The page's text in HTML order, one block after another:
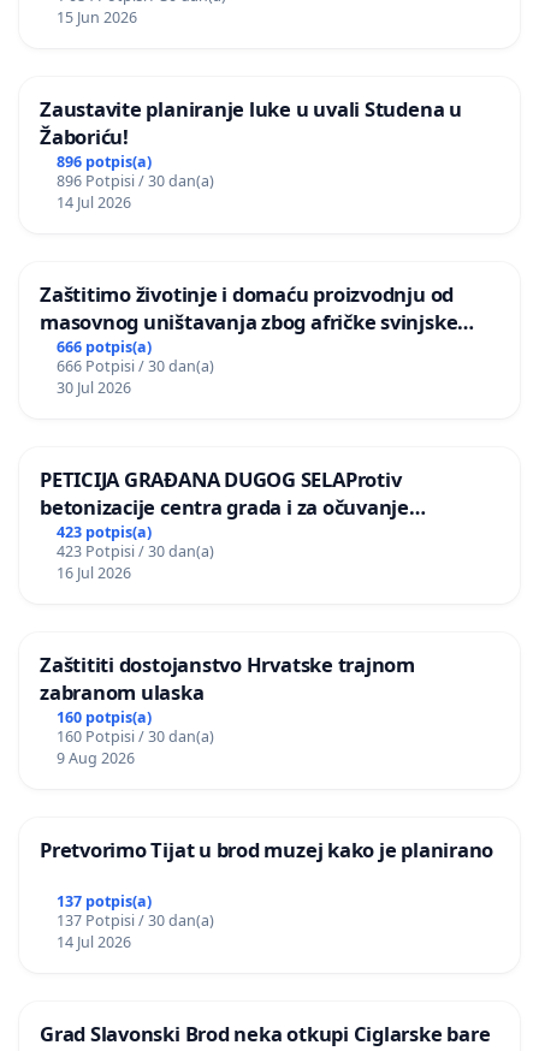
15 Jun 2026
Zaustavite planiranje luke u uvali Studena u
Žaboriću!
896 potpis(a)
896 Potpisi / 30 dan(a)
14 Jul 2026
Zaštitimo životinje i domaću proizvodnju od
masovnog uništavanja zbog afričke svinjske
kuge
666 potpis(a)
666 Potpisi / 30 dan(a)
30 Jul 2026
PETICIJA GRAĐANA DUGOG SELAProtiv
betonizacije centra grada i za očuvanje
postojećih zelenih površina i odraslih stabala pri
donošenju izmjena urbanističkog plana
423 potpis(a)
423 Potpisi / 30 dan(a)
16 Jul 2026
Zaštititi dostojanstvo Hrvatske trajnom
zabranom ulaska
160 potpis(a)
160 Potpisi / 30 dan(a)
9 Aug 2026
Pretvorimo Tijat u brod muzej kako je planirano
137 potpis(a)
137 Potpisi / 30 dan(a)
14 Jul 2026
Grad Slavonski Brod neka otkupi Ciglarske bare